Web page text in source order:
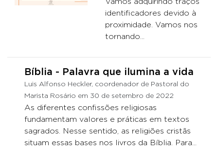
identificadores devido à
proximidade. Vamos nos
tornando...
Bíblia - Palavra que ilumina a vida
Luis Alfonso Heckler, coordenador de Pastoral do
Marista Rosário em 30 de setembro de 2022
As diferentes confissões religiosas
fundamentam valores e práticas em textos
sagrados. Nesse sentido, as religiões cristãs
situam essas bases nos livros da Bíblia. Para...